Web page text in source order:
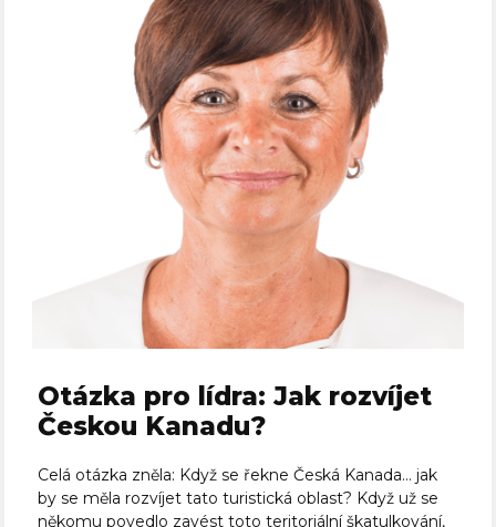
Otázka pro lídra: Jak rozvíjet
Českou Kanadu?
Celá otázka zněla: Když se řekne Česká Kanada… jak
by se měla rozvíjet tato turistická oblast? Když už se
někomu povedlo zavést toto teritoriální škatulkování,